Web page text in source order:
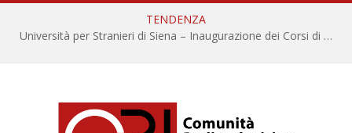
TENDENZA
Università per Stranieri di Siena – Inaugurazione dei Corsi di Lingua e Cultura Italiana, 109a annata